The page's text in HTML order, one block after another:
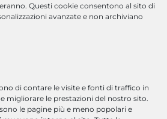
Questi cookie consentono al sito di
avanzate e non archiviano
di contare le visite e fonti di traffico in
migliorare le prestazioni del nostro sito.
le pagine più e meno popolari e